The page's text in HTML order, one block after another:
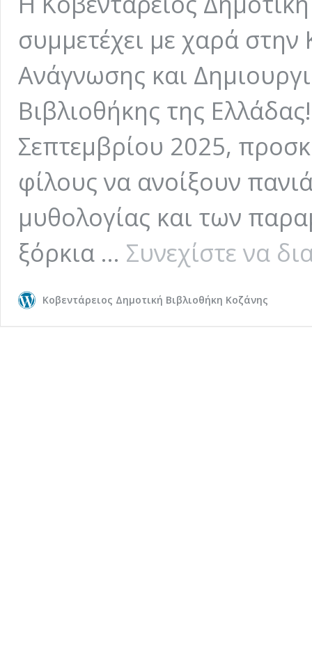
συμμετέχει με χαρά στην
Ανάγνωσης και
Βιβλιοθήκης της
Σεπτεμβρίου 2025,
φίλους να ανοίξουν
μυθολογίας και των
ξόρκια … Συνεχίστε να
Κοβεντάρειος Δημοτική Βιβλιοθήκη Κοζάνης